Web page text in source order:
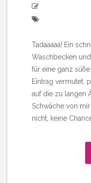
Tadaaaaa! Ein
Waschbecken
für eine ganz
Eintrag vermutet,
auf die zu langen
Schwäche von
nicht, keine